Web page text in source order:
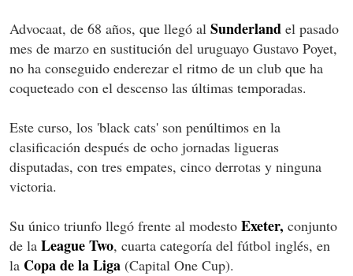
Advocaat, de 68 años, que llegó al Sunderland el pasado
mes de marzo en sustitución del uruguayo Gustavo Poyet,
no ha conseguido enderezar el ritmo de un club que ha
coqueteado con el descenso las últimas temporadas.
Este curso, los 'black cats' son penúltimos en la
clasificación después de ocho jornadas ligueras
disputadas, con tres empates, cinco derrotas y ninguna
victoria.
Su único triunfo llegó frente al modesto Exeter, conjunto
de la League Two, cuarta categoría del fútbol inglés, en
la Copa de la Liga (Capital One Cup).